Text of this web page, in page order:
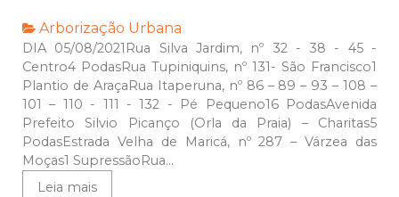
Arborização Urbana
DIA 05/08/2021Rua Silva Jardim, nº 32 - 38 - 45 -
Centro4 PodasRua Tupiniquins, nº 131- São Francisco1
Plantio de AraçaRua Itaperuna, nº 86 – 89 – 93 – 108 –
101 – 110 - 111 - 132 - Pé Pequeno16 PodasAvenida
Prefeito Silvio Picanço (Orla da Praia) – Charitas5
PodasEstrada Velha de Maricá, nº 287 – Várzea das
Moças1 SupressãoRua...
Leia mais